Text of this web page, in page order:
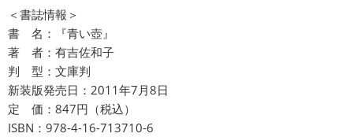
＜書誌情報＞
書 名：『青い壺』
著 者：有吉佐和子
判 型：文庫判
新装版発売日：2011年7月8日
定 価：847円（税込）
ISBN：978-4-16-713710-6